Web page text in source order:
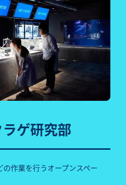
ゲ研究部
作業を行うオープンスペー